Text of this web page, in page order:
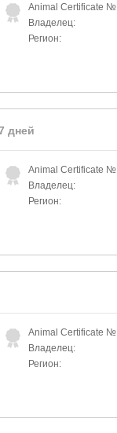
Animal Certificate №
Владелец:
Регион:
дней
Animal Certificate №
Владелец:
Регион:
Animal Certificate №
Владелец:
Регион: